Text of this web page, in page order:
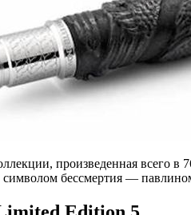
произведенная всего в
бессмертия —